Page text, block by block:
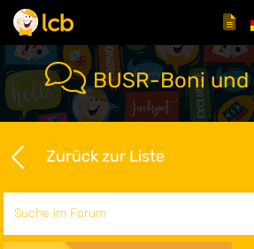
BUSR-Boni
Zurück zur Liste